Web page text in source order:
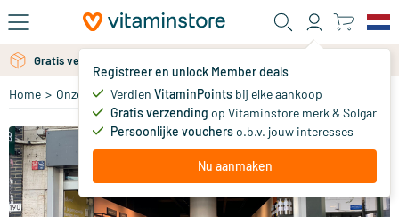
Ga naar de hoofdinhoud
Registreer en unlock Member deals
Verdien VitaminPoints bij elke aankoop
Gratis verzending op Vitaminstore merk & Solgar
Persoonlijke voucherso.b.v. jouw interesses
Nu aanmaken
Gratis verzending vanaf 25 euro
Gratis persoonlijk advies via chat of email
Home > Onze winkels > Vitaminstore Rotterdam Hoogstraat